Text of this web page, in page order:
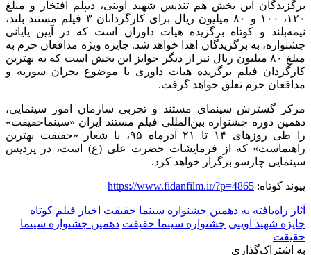
برگزیدگان این بخش هم تندیس شهید آوینی، دیپلم افتخار و مبلغ
۱۲۰، ۱۰۰ و ۸۰ میلیون ریال برای کارگردانان ۳ فیلم مستند بلند،
نیمه‌بلند و کوتاه برگزیده‌ هیات داوران است که در آیین پایانی
جشنواره، به برگزیدگان اهدا خواهد شد. جایزه ویژه مدافعان حرم به
مبلغ ۸۰ میلیون ریال نیز از دیگر جوایز این بخش است که به بهترین
کارگردان فیلم برگزیده‌ هیات داوری با موضوع بحران سوریه و
مدافعان حرم تعلق خواهد گرفت.
مرکز گسترش سینمای مستند و تجربی سازمان امور سینمایی،
دهمین دوره جشنواره بین‌المللی فیلم مستند ایران «سینماحقیقت»
را طی روزهای ۱۴ تا ۲۱ آذرماه ۹۵، با شعار «حقیقت بهترین
راهنماست» که از فرمایشات حضرت علی (ع) است، در پردیس
سینمایی چارسو برگزار خواهد کرد.
پیوند کوتاه: https://www.fidanfilm.ir/?p=4865
آثار راه‌یافته به دهمین جشنواره سینما حقیقت اخبار فیلم کوتاه
جایزه شهید آوینی جشنواره سینما حقیقت دهمین جشنواره سینما
حقیقت
به اشتراک‌گذاری